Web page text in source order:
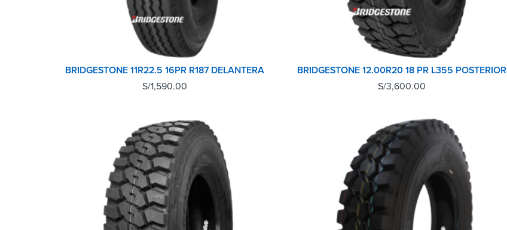
BRIDGESTONE 11R22.5 16PR R187 DELANTERA
S/1,590.00
BRIDGESTONE 12.00R20 18 PR L355 POSTERIOR
S/3,600.00